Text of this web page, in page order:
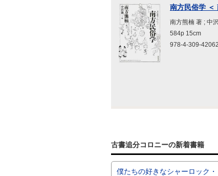
南方民俗学 ＜
南方熊楠 著 ; 中
584p 15cm
978-4-309-
古書追分コロニーの新着書籍
僕たちの好きなシャーロック・